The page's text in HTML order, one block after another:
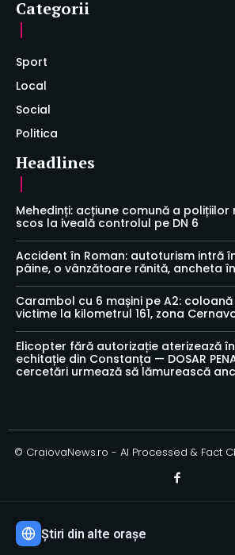
Categorii
Sport
Local
Social
Politica
Headlines
Mehedinți: acțiune comună a
scos la iveală controlul pe DN 6
Accident în Roman: autoturism intră
pâine, o vânzătoare rănită, ancheta
Carambol cu 6 mașini pe A2:
victime la kilometrul 161, zona
Elicopter fără autorizație aterizează
echitație din Constanța — DOSAR
cercetări urmează să lămurească
© CraiovaNews.ro - AI Processed & Fact
Știri din alte orașe